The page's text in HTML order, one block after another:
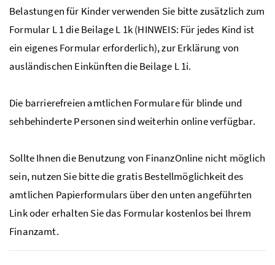
Belastungen für Kinder verwenden Sie bitte zusätzlich zum
Formular L 1 die Beilage L 1k (HINWEIS: Für jedes Kind ist
ein eigenes Formular erforderlich), zur Erklärung von
ausländischen Einkünften die Beilage L 1i.
Die barrierefreien amtlichen Formulare für blinde und
sehbehinderte Personen sind weiterhin online verfügbar.
Sollte Ihnen die Benutzung von FinanzOnline nicht möglich
sein, nutzen Sie bitte die gratis Bestellmöglichkeit des
amtlichen Papierformulars über den unten angeführten
Link oder erhalten Sie das Formular kostenlos bei Ihrem
Finanzamt.